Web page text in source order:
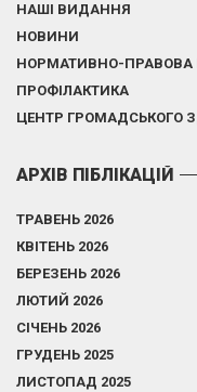
НАШІ ВИДАННЯ
НОВИНИ
НОРМАТИВНО-ПРАВОВА
ПРОФІЛАКТИКА
ЦЕНТР ГРОМАДСЬКОГО
АРХІВ ПІБЛІКАЦІЙ
ТРАВЕНЬ 2026
КВІТЕНЬ 2026
БЕРЕЗЕНЬ 2026
ЛЮТИЙ 2026
СІЧЕНЬ 2026
ГРУДЕНЬ 2025
ЛИСТОПАД 2025